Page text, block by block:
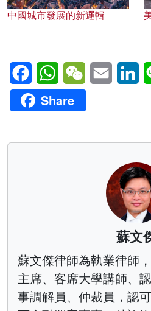
中國城市發展的新邏輯
FacebookWhatsAppWeChatEmail
Share
蘇文
蘇文傑律師為執業律師
主席、客席大學講師、
事調解員、仲裁員，認